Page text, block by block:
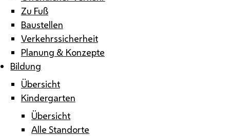
Zu Fuß
Baustellen
Verkehrssicherheit
Planung & Konzepte
Bildung
Übersicht
Kindergarten
Übersicht
Alle Standorte